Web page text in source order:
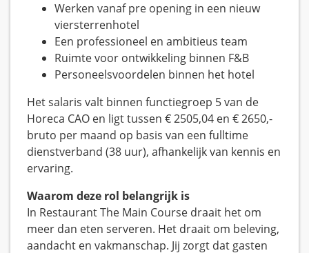
Werken vanaf pre opening in een nieuw
viersterrenhotel
Een professioneel en ambitieus team
Ruimte voor ontwikkeling binnen F&B
Personeelsvoordelen binnen het hotel
Het salaris valt binnen functiegroep 5 van de
Horeca CAO en ligt tussen € 2505,04 en € 2650,-
bruto per maand op basis van een fulltime
dienstverband (38 uur), afhankelijk van kennis en
ervaring.
Waarom deze rol belangrijk is
In Restaurant The Main Course draait het om
meer dan eten serveren. Het draait om beleving,
aandacht en vakmanschap. Jij zorgt dat gasten